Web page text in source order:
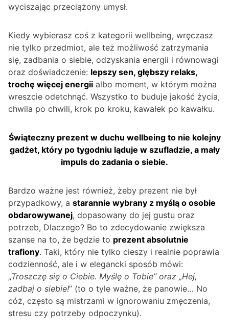
wyciszając przeciążony umysł.
Kiedy wybierasz coś z kategorii wellbeing, wręczasz
nie tylko przedmiot, ale też możliwość zatrzymania
się, zadbania o siebie, odzyskania energii i równowagi
oraz doświadczenie: lepszy sen, głębszy relaks,
trochę więcej energii albo moment, w którym można
wreszcie odetchnąć. Wszystko to buduje jakość życia,
chwila po chwili, krok po kroku, kawałek po kawałku.
Świąteczny prezent w duchu wellbeing to nie kolejny
gadżet, który po tygodniu ląduje w szufladzie, a mały
impuls do zadania o siebie.
Bardzo ważne jest również, żeby prezent nie był
przypadkowy, a starannie wybrany z myślą o osobie
obdarowywanej, dopasowany do jej gustu oraz
potrzeb, Dlaczego? Bo to zdecydowanie zwiększa
szanse na to, że będzie to prezent absolutnie
trafiony. Taki, który nie tylko cieszy i realnie poprawia
codzienność, ale i w elegancki sposób mówi:
„Troszczę się o Ciebie. Myślę o Tobie” oraz „Hej,
zadbaj o siebie!” (to o tyle ważne, że panowie… No
cóż, często są mistrzami w ignorowaniu zmęczenia,
stresu czy potrzeby odpoczynku).